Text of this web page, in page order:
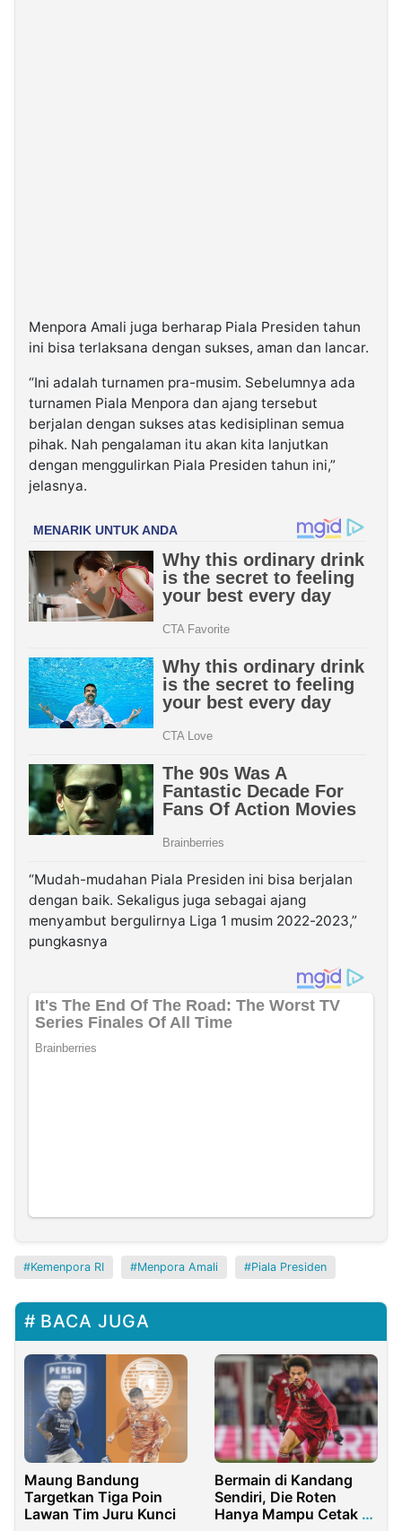
Menpora Amali juga berharap Piala Presiden tahun
ini bisa terlaksana dengan sukses, aman dan lancar.
“Ini adalah turnamen pra-musim. Sebelumnya ada
turnamen Piala Menpora dan ajang tersebut
berjalan dengan sukses atas kedisiplinan semua
pihak. Nah pengalaman itu akan kita lanjutkan
dengan menggulirkan Piala Presiden tahun ini,”
jelasnya.
“Mudah-mudahan Piala Presiden ini bisa berjalan
dengan baik. Sekaligus juga sebagai ajang
menyambut bergulirnya Liga 1 musim 2022-2023,”
pungkasnya
Kemenpora RI Menpora Amali Piala Presiden
BACA JUGA
Maung Bandung
Targetkan Tiga Poin
Lawan Tim Juru Kunci
Bermain di Kandang
Sendiri, Die Roten
Hanya Mampu Cetak 1